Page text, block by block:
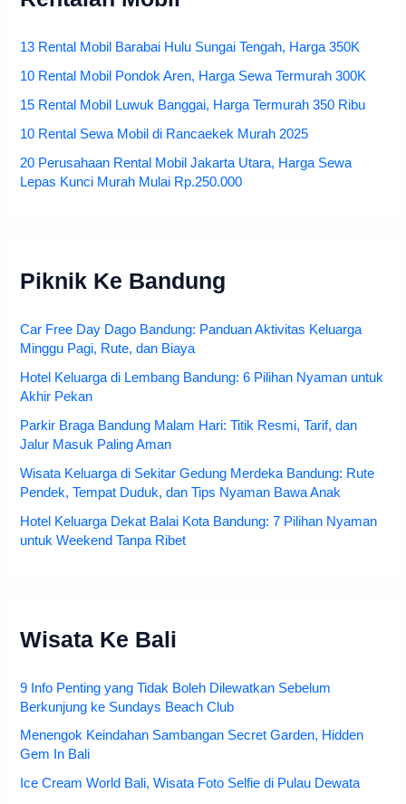
13 Rental Mobil Barabai Hulu Sungai Tengah, Harga 350K
10 Rental Mobil Pondok Aren, Harga Sewa Termurah 300K
15 Rental Mobil Luwuk Banggai, Harga Termurah 350 Ribu
10 Rental Sewa Mobil di Rancaekek Murah 2025
20 Perusahaan Rental Mobil Jakarta Utara, Harga Sewa
Lepas Kunci Murah Mulai Rp.250.000
Piknik Ke Bandung
Car Free Day Dago Bandung: Panduan Aktivitas Keluarga
Minggu Pagi, Rute, dan Biaya
Hotel Keluarga di Lembang Bandung: 6 Pilihan Nyaman untuk
Akhir Pekan
Parkir Braga Bandung Malam Hari: Titik Resmi, Tarif, dan
Jalur Masuk Paling Aman
Wisata Keluarga di Sekitar Gedung Merdeka Bandung: Rute
Pendek, Tempat Duduk, dan Tips Nyaman Bawa Anak
Hotel Keluarga Dekat Balai Kota Bandung: 7 Pilihan Nyaman
untuk Weekend Tanpa Ribet
Wisata Ke Bali
9 Info Penting yang Tidak Boleh Dilewatkan Sebelum
Berkunjung ke Sundays Beach Club
Menengok Keindahan Sambangan Secret Garden, Hidden
Gem In Bali
Ice Cream World Bali, Wisata Foto Selfie di Pulau Dewata